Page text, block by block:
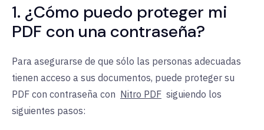
1. ¿Cómo puedo proteger mi
PDF con una contraseña?
Para asegurarse de que sólo las personas adecuadas
tienen acceso a sus documentos, puede proteger su
PDF con contraseña con Nitro PDF siguiendo los
siguientes pasos: